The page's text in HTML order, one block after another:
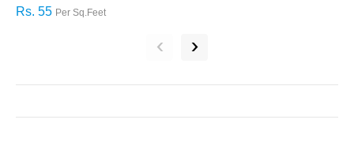
Rs. 55 Per Sq.Feet
‹ ›